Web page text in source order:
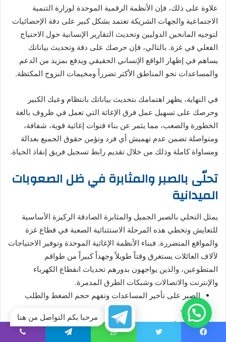
مرحبا بكم التواصل من هنا
علاوة على ذلك، فإن الأنظمة الرقمية الموحدة لوزارة التنمية
الاجتماعية والجهات الشريكة تعتمد بشكل كبير على دقة الإحصائيات
لتوجيه المانحين الدوليين وتحديث التقارير الإنسانية حول الاحتياج
الفعلي في غزة. بالتالي، فإن حرصك على دقة وتحديث بياناتك
يساهم في إظهار الواقع الإنساني الحقيقي ويدفع بمزيد من الدعم
والمساعدات نحو المناطق الأكثر تضرراً ومخيمات النزوح المكتظة.
في النهاية، يظهر اهتمامك بتحديث بياناتك بانتظام وعيك الكبير
وحرصك على تسهيل عمل فرق الإغاثة التي تعمل في ظروف بالغة
الخطورة والصعب، مما يثمر عن بناء قنوات إغاثية قوية، شفافة،
ومتواصلة تضمن عدم تهميش أي فرد وتؤمن حقوق الجميع بعدالة
ومساواة كاملة وذلك من خلال تقديم رابط تسجيل فريق إنقاذ الحياة.
تحلّى بالصبر والمثابرة في ظل الصعوبات
الميدانية
يمثل التحلي بالصبر الجميل والمثابرة الصادقة الركيزة الأساسية
للتعايش وتخطي هذه المرحلة الاستثنائية الصعبة في قطاع غزة
والمواقع المتضررة. فبناء الأنظمة الإغاثية الموحدة وتوفير الاحتياجات
لآلاف العائلات يستغرق وقتاً طويلاً وجهداً كبيراً من طواقم
المتطوعين، والذين يواجهون بدورهم تحديات انقطاع الكهرباء
والإنترنت والاتصالات وشبكات الطرق المدمرة.
الصبر على تأخير المساعدات وتفهم حجم الضغط والطلب
الهائل.
الاستمرارية في تحديث البيانات وتثبيت رقم الاتصال بدقة.